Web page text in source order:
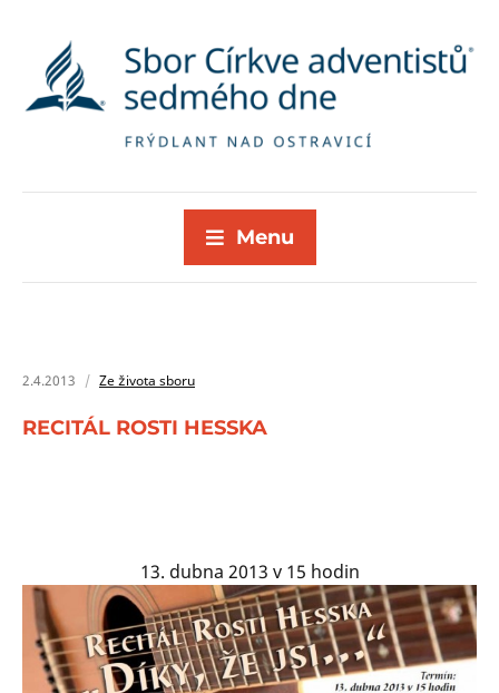
Menu
2.4.2013 Ze života sboru
RECITÁL ROSTI HESSKA
13. dubna 2013 v 15 hodin